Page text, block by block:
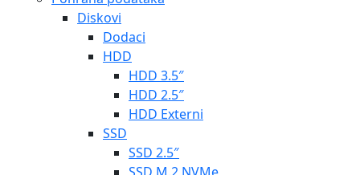
Diskovi
Dodaci
HDD
HDD 3.5″
HDD 2.5″
HDD Externi
SSD
SSD 2.5″